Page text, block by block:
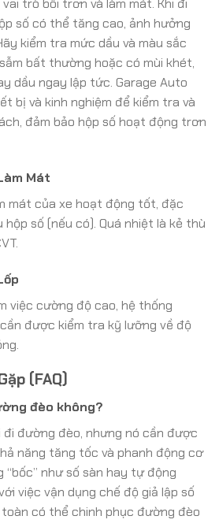
trò bôi trơn và làm mát. Khi đi
số có thể tăng cao, ảnh hưởng
kiểm tra mức dầu và màu sắc
bất thường hoặc có mùi khét,
dầu ngay lập tức. Garage Auto
bị và kinh nghiệm để kiểm tra và
đảm bảo hộp số hoạt động trơn
Mát
mát của xe hoạt động tốt, đặc
số (nếu có). Quá nhiệt là kẻ thù
việc cường độ cao, hệ thống
được kiểm tra kỹ lưỡng về độ
(FAQ)
đèo không?
đi đường đèo, nhưng nó cần được
năng tăng tốc và phanh động cơ
“bốc” như số sàn hay tự động
việc vận dụng chế độ giả lập số
toàn có thể chinh phục đường đèo